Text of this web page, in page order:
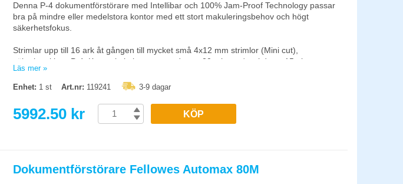
Denna P-4 dokumentförstörare med Intellibar och 100% Jam-Proof Technology passar
bra på mindre eller medelstora kontor med ett stort makuleringsbehov och högt
säkerhetsfokus.
Strimlar upp till 16 ark åt gången till mycket små 4x12 mm strimlor (Mini cut),
säkerhetsklass P-4. Kan strimla konstant under ca 20 minuter/cool down 15min.
Rekommenderat daglig maxanvändning 1000 ark.
Klarar inte: Självhäftande etiketter, sammanhängande blanketter, overhead-blad,
IntelliBar ger användaren information som maximerar produktiviteten - förhindrar avbrott
Läs mer »
Enhet: 1 st Art.nr: 119241 3-9 dagar
5992.50 kr KÖP
Dokumentförstörare Fellowes Automax 80M